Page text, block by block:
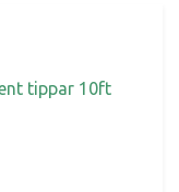
tippar 10ft